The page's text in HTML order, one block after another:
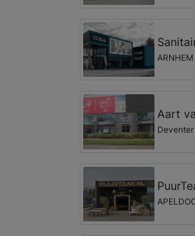
ARNHEM
Aart
Deventer